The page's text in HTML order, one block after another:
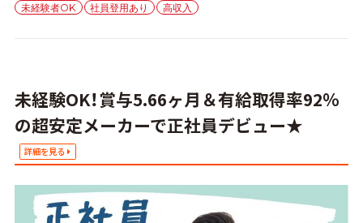
未経験者OK
社員登用あり 高収入
未経験OK！賞与5.66ヶ月＆有給取得率92％
の超安定メーカーで正社員デビュー★
詳細を見る